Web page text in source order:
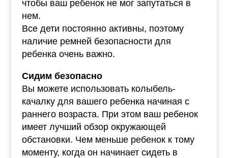
чтобы ваш ребенок не мог запутаться в
нем.
Все дети постоянно активны, поэтому
наличие ремней безопасности для
ребенка очень важно.
Сидим безопасно
Вы можете использовать колыбель-
качалку для вашего ребенка начиная с
раннего возраста. При этом ваш ребенок
имеет лучший обзор окружающей
обстановки. Чем меньше ребенок к тому
моменту, когда он начинает сидеть в